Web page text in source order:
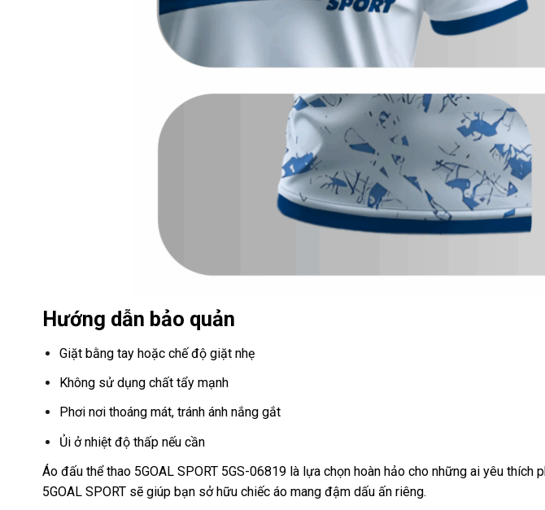
Hướng dẫn bảo quản
Giặt bằng tay hoặc chế độ giặt nhẹ
Không sử dụng chất tẩy mạnh
Phơi nơi thoáng mát, tránh ánh nắng gắt
Ủi ở nhiệt độ thấp nếu cần
Áo đấu thể thao 5GOAL SPORT 5GS-06819 là lựa chọn hoàn hảo cho những ai yêu
5GOAL SPORT sẽ giúp bạn sở hữu chiếc áo mang đậm dấu ấn riêng.